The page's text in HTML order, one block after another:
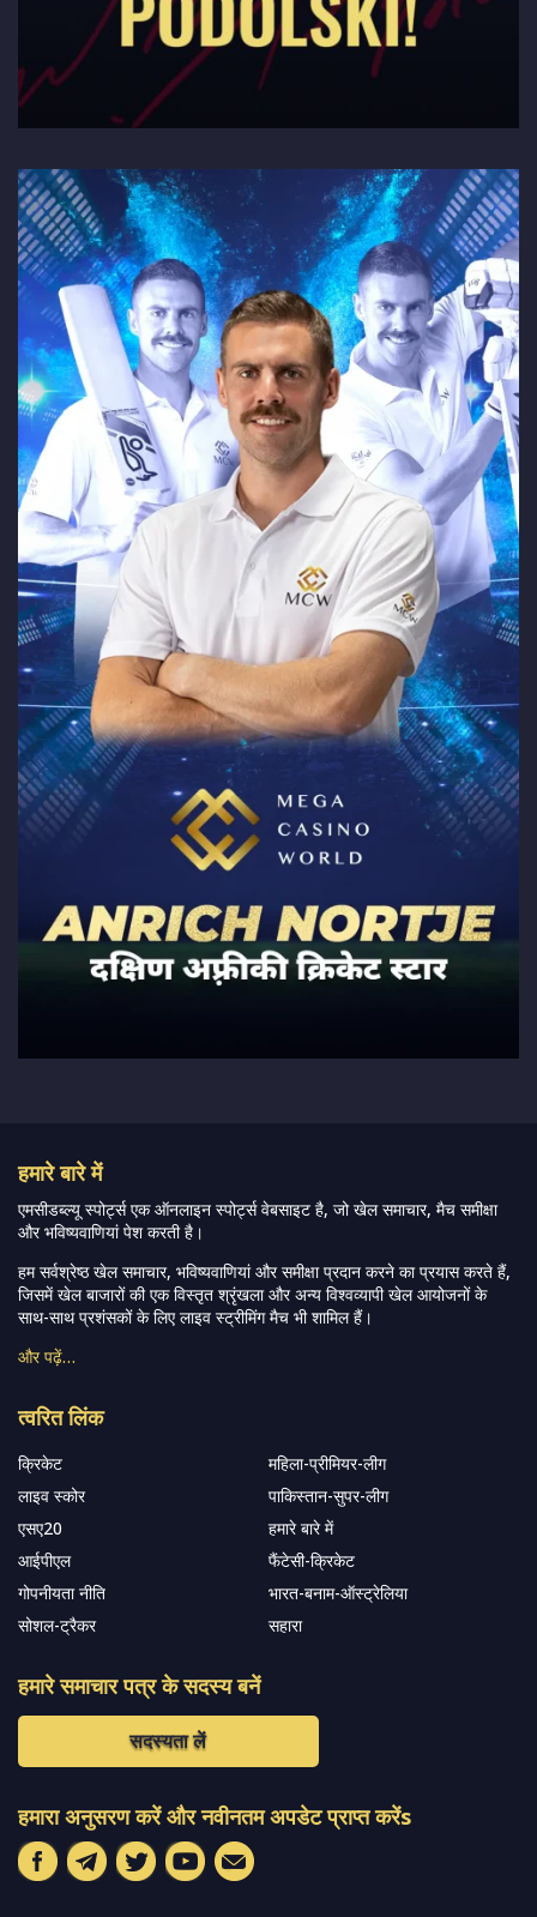
हमारे बारे में
एमसीडब्ल्यू स्पोर्ट्स एक ऑनलाइन स्पोर्ट्स वेबसाइट है, जो खेल समाचार, मैच समीक्षा
और भविष्यवाणियां पेश करती है।
हम सर्वश्रेष्ठ खेल समाचार, भविष्यवाणियां और समीक्षा प्रदान करने का प्रयास करते हैं,
जिसमें खेल बाजारों की एक विस्तृत श्रृंखला और अन्य विश्वव्यापी खेल आयोजनों के
साथ-साथ प्रशंसकों के लिए लाइव स्ट्रीमिंग मैच भी शामिल हैं।
और पढ़ें…
त्वरित लिंक
क्रिकेट
महिला-प्रीमियर-लीग
लाइव स्कोर
पाकिस्तान-सुपर-लीग
एसए20
हमारे बारे में
आईपीएल
फैंटेसी-क्रिकेट
गोपनीयता नीति
भारत-बनाम-ऑस्ट्रेलिया
सोशल-ट्रैकर
सहारा
हमारे समाचार पत्र के सदस्य बनें
सदस्यता लें
हमारा अनुसरण करें और नवीनतम अपडेट प्राप्त करेंs